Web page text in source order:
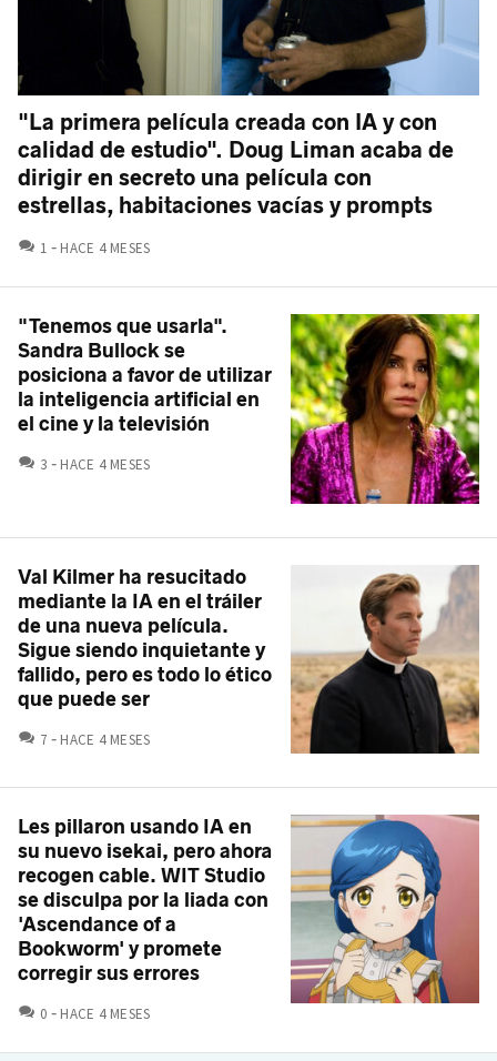
"La primera película creada con IA y con
calidad de estudio". Doug Liman acaba de
dirigir en secreto una película con
estrellas, habitaciones vacías y prompts
1 COMENTARIOS
HACE 4 MESES
"Tenemos que usarla".
Sandra Bullock se
posiciona a favor de utilizar
la inteligencia artificial en
el cine y la televisión
3 COMENTARIOS
HACE 4 MESES
Val Kilmer ha resucitado
mediante la IA en el tráiler
de una nueva película.
Sigue siendo inquietante y
fallido, pero es todo lo ético
que puede ser
7 COMENTARIOS
HACE 4 MESES
Les pillaron usando IA en
su nuevo isekai, pero ahora
recogen cable. WIT Studio
se disculpa por la liada con
'Ascendance of a
Bookworm' y promete
corregir sus errores
0 COMENTARIOS
HACE 4 MESES